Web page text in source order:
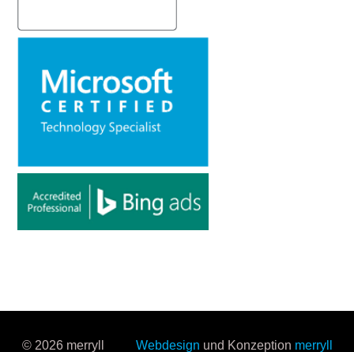
© 2026 merryll Webdesign und Konzeption merryll